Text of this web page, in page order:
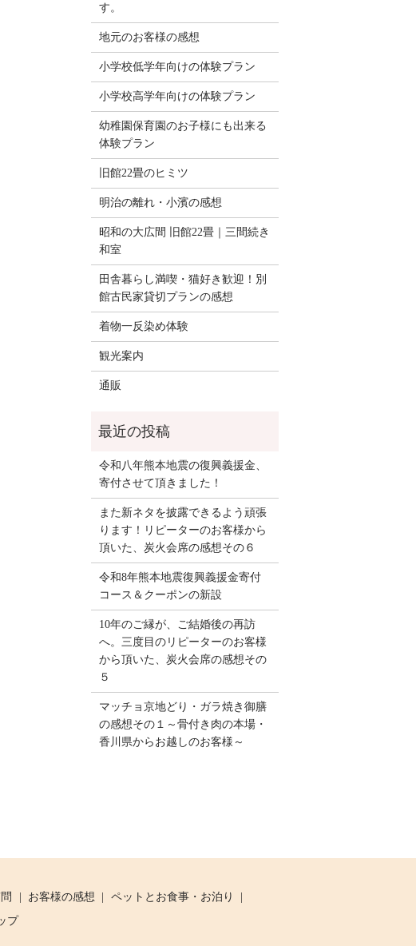
す。
地元のお客様の感想
小学校低学年向けの体験プラン
小学校高学年向けの体験プラン
幼稚園保育園のお子様にも出来る
体験プラン
旧館22畳のヒミツ
明治の離れ・小濱の感想
昭和の大広間 旧館22畳｜三間続き
和室
田舎暮らし満喫・猫好き歓迎！別
館古民家貸切プランの感想
着物一反染め体験
観光案内
通販
令和八年熊本地震の復興義援金、
寄付させて頂きました！
また新ネタを披露できるよう頑張
ります！リピーターのお客様から
頂いた、炭火会席の感想その６
令和8年熊本地震復興義援金寄付
コース＆クーポンの新設
10年のご縁が、ご結婚後の再訪
へ。三度目のリピーターのお客様
から頂いた、炭火会席の感想その
５
マッチョ京地どり・ガラ焼き御膳
の感想その１～骨付き肉の本場・
香川県からお越しのお客様～
お客様の感想
ペットとお食事・お泊り
プ